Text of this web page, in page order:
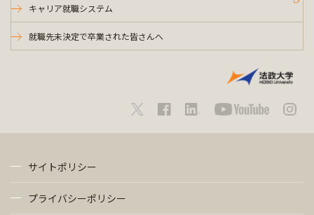
キャリア就職システム
就職先未決定で卒業された皆さんへ
サイトポリシー
プライバシーポリシー